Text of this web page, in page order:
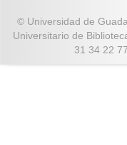
© Universidad de
Universitario de
31 34 22